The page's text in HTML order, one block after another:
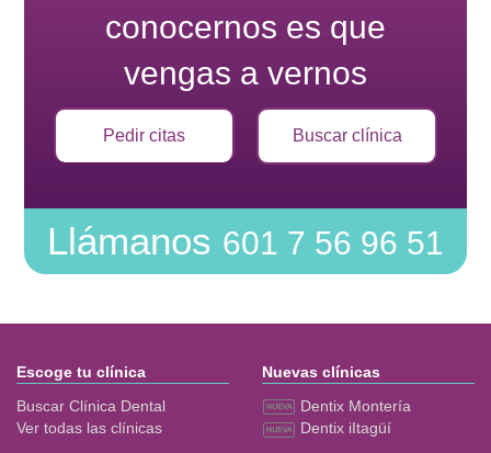
conocernos es que
vengas a vernos
Pedir citas Buscar clínica
Llámanos 601 7 56 96 51
Escoge tu clínica
Buscar Clínica Dental
Ver todas las clínicas
Nuevas clínicas
Dentix Montería
Dentix iItagüí